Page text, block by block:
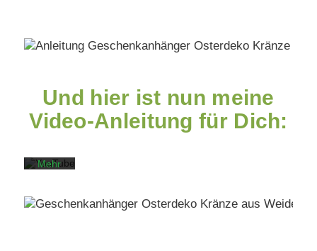
Und hier ist nun meine
Video-Anleitung für Dich:
Mit
Videos
akzeptieren
Sie die
Datenschutzerklärung
Mehr
Video